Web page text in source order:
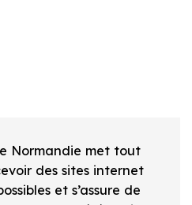
Normandie met tout
des sites internet
et s’assure de